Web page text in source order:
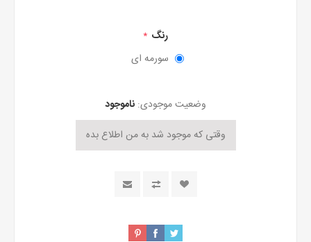
رنگ *
سورمه ای
وضعیت موجودی: ناموجود